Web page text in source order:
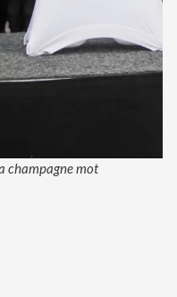
champagne mot